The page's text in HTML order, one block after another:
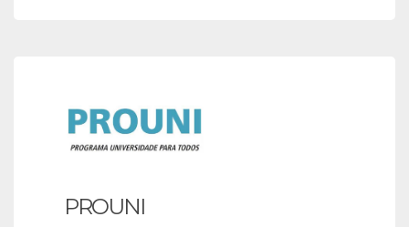
PROUNI